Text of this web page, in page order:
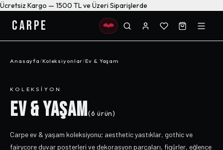
Ücretsiz Kargo — 1500 TL ve Üzeri Siparişlerde
CARPE
Anasayfa/Koleksiyonlar/Ev & Yaşam
KOLEKSIYON
EV & YAŞAM(6 ürün)
Carpe ev & yaşam koleksiyonu; aesthetic yastıklar, gothic ve
fairycore duvar posterleri ve dekorasyon parçaları, figürler, eğlence